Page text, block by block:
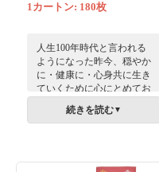
1カートン: 180枚
人生100年時代と言われる
ようになった昨今、穏やか
に・健康に・心身共に生き
ていくために心にとめてお
きたいことを、ユニークに
表現・デザインした手ぬぐ
のイベント集会時の販促品
続きを読む▼